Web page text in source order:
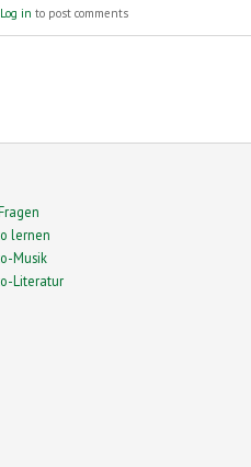
George Soros – Portrait eines Plutokraten
Log in to post comments
lernen
Musik
Literatur